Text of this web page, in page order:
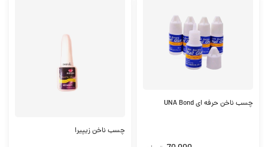
چسب ناخن حرفه ای UNA Bond
چسب ناخن زیپیرا